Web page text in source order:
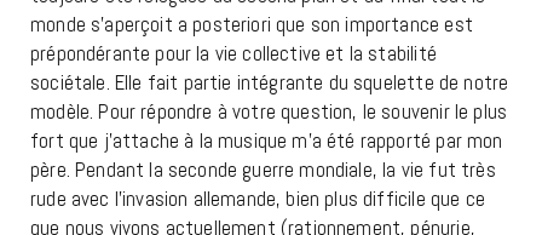
monde s’aperçoit a posteriori que son importance est
prépondérante pour la vie collective et la stabilité
sociétale. Elle fait partie intégrante du squelette de notre
modèle. Pour répondre à votre question, le souvenir le plus
fort que j’attache à la musique m’a été rapporté par mon
père. Pendant la seconde guerre mondiale, la vie fut très
rude avec l’invasion allemande, bien plus difficile que ce
que nous vivons actuellement (rationnement, pénurie,